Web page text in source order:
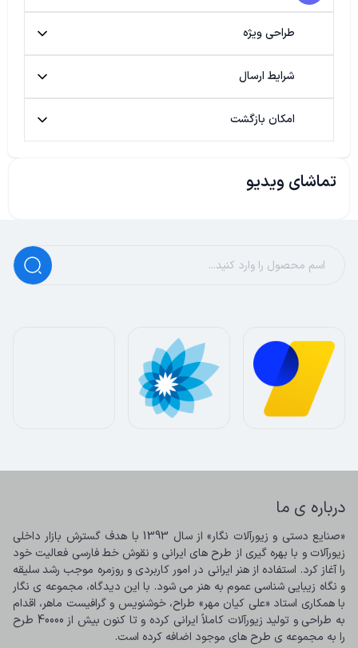
طراحی ویژه
شرایط ارسال
امکان بازگشت
تماشای ویدیو
درباره ی ما
را به مجموعه ی طرح های موجود اضافه کرده است.